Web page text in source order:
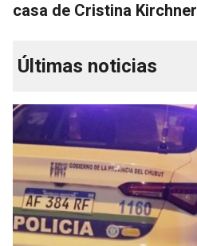
casa de Cristina Kirchner
Últimas noticias